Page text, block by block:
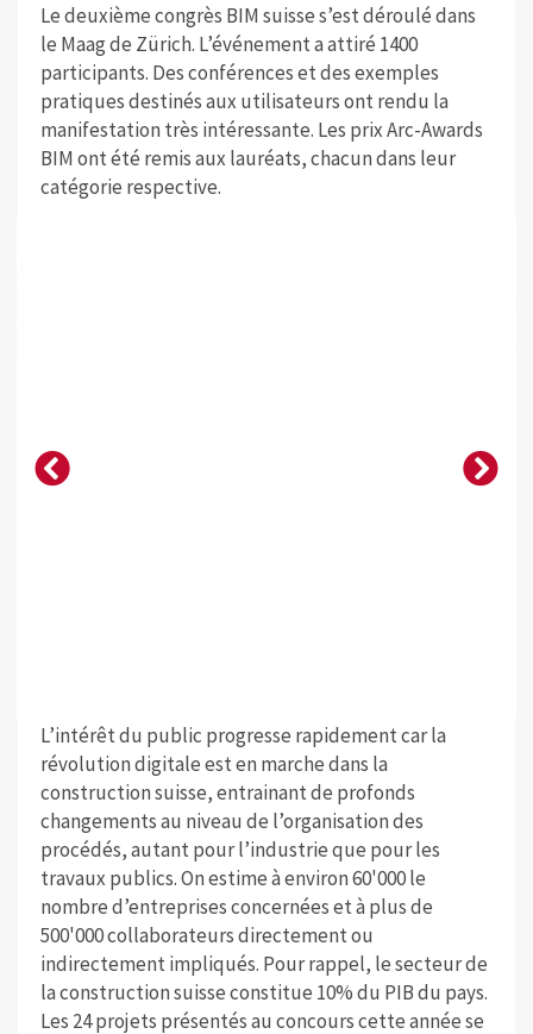
Le deuxième congrès BIM suisse s’est déroulé dans
le Maag de Zürich. L’événement a attiré 1400
participants. Des conférences et des exemples
pratiques destinés aux utilisateurs ont rendu la
manifestation très intéressante. Les prix Arc-Awards
BIM ont été remis aux lauréats, chacun dans leur
catégorie respective.
L’intérêt du public progresse rapidement car la
révolution digitale est en marche dans la
construction suisse, entrainant de profonds
changements au niveau de l’organisation des
procédés, autant pour l’industrie que pour les
travaux publics. On estime à environ 60'000 le
nombre d’entreprises concernées et à plus de
500'000 collaborateurs directement ou
indirectement impliqués. Pour rappel, le secteur de
la construction suisse constitue 10% du PIB du pays.
Les 24 projets présentés au concours cette année se